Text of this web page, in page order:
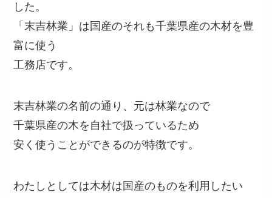
した。
「末吉林業」は国産のそれも千葉県産の木材を豊
富に使う
工務店です。
末吉林業の名前の通り、元は林業なので
千葉県産の木を自社で扱っているため
安く使うことができるのが特徴です。
わたしとしては木材は国産のものを利用したい